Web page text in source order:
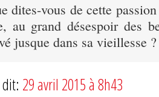
dites-vous de cette
au grand désespoir des
jusque dans sa vieillesse ?
29 avril 2015 à 8h43